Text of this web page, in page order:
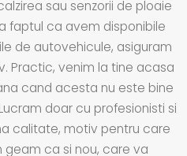
sau senzorii de ploaie
faptul ca avem disponibile
de autovehicule, asiguram
Practic, venim la tine acasa
cand acesta nu este bine
doar cu profesionisti si
calitate, motiv pentru care
ca si nou, care va